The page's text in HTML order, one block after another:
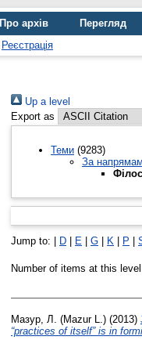
Про архів Перегляд
Реєстрація
Up a level
Export as
Теми (9283)
За
Jump to: | D | E | G | K | P |
Number of items at this
Мазур, Л. (Mazur L.) (2013)
“practices of itself” is in